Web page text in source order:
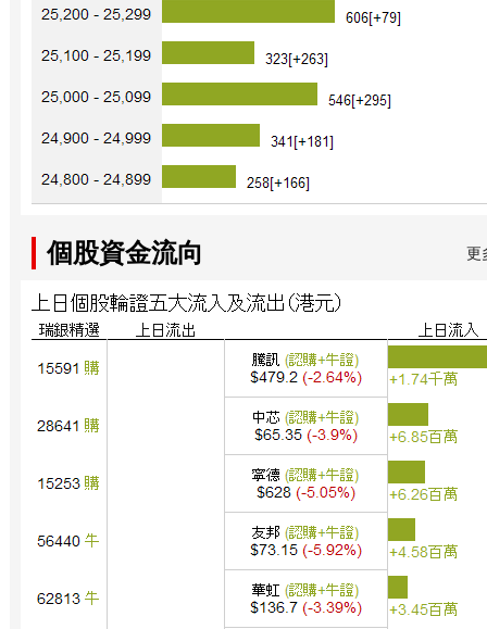
個股資金流向 更